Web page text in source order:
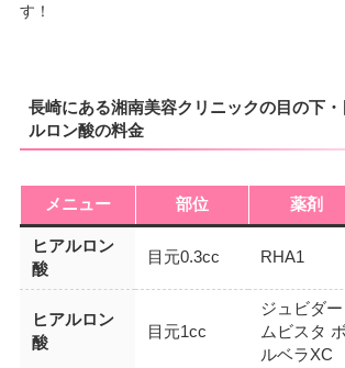
す！
長崎にある湘南美容クリニックの目の下
ルロン酸の料金
メニュー 部位 薬剤
ヒアルロン
酸
目元0.3cc RHA1
ヒアルロン
酸
目元1cc
ジュビダー
ムビスタ ボ
ルベラXC